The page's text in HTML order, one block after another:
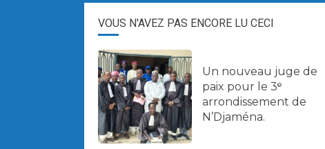
VOUS N'AVEZ PAS ENCORE LU CECI
Un nouveau juge de
paix pour le 3ᵉ
arrondissement de
N’Djaména.